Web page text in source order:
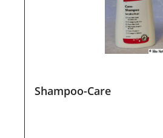
Shampoo-Care